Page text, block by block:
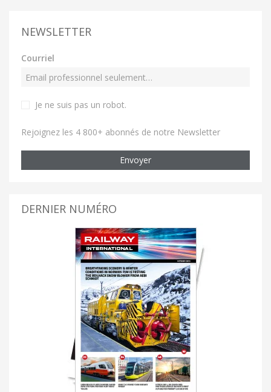
NEWSLETTER
Courriel
Je ne suis pas un robot.
Rejoignez les 4 800+ abonnés de notre Newsletter
Envoyer
DERNIER NUMÉRO